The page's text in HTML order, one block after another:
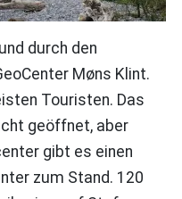
durch den
Møns Klint.
Touristen. Das
geöffnet, aber
gibt es einen
zum Stand. 120